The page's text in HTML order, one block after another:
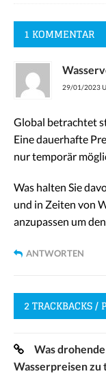
1 KOMMENTAR
29/01/2023
Global betrachtet
Eine dauerhafte
nur temporär
Was halten Sie
und in Zeiten von
anzupassen um
ANTWORTEN
2 TRACKBACKS /
Was
Wasserpreisen zu